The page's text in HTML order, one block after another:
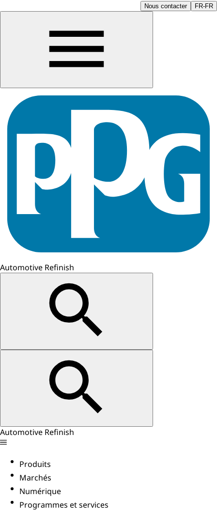
Nous contacter FR-FR
Automotive Refinish
Automotive Refinish
Produits
Marchés
Numérique
Programmes et services